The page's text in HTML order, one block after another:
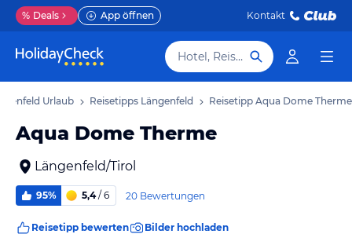
% Deals App öffnen Kontakt
Hotel, Reiseziel
Urlaub Reisetipps Längenfeld Reisetipp Aqua Dome Therme
Aqua Dome Therme
Längenfeld/Tirol
95% 5,4/ 6 20 Bewertungen
Reisetipp bewerten Bilder hochladen